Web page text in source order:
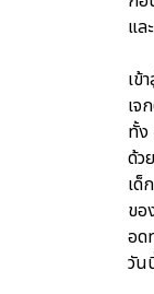
แล
เข้
เจ
ทั้ง
ด้ว
เด็
ขอ
อด
วัน